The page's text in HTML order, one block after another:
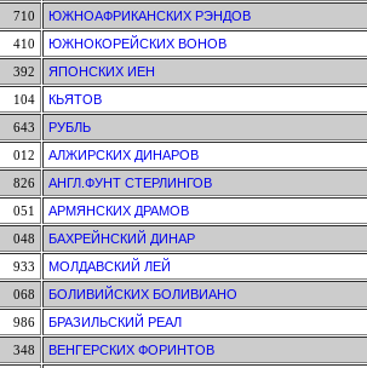
710
ЮЖНОАФРИКАНСКИХ РЭНДОВ
410
ЮЖНОКОРЕЙСКИХ ВОНОВ
392
ЯПОНСКИХ ИЕН
104
КЬЯТОВ
643
РУБЛЬ
012
АЛЖИРСКИХ ДИНАРОВ
826
АНГЛ.ФУНТ СТЕРЛИНГОВ
051
АРМЯНСКИХ ДРАМОВ
048
БАХРЕЙНСКИЙ ДИНАР
933
МОЛДАВСКИЙ ЛЕЙ
068
БОЛИВИЙСКИХ БОЛИВИАНО
986
БРАЗИЛЬСКИЙ РЕАЛ
348
ВЕНГЕРСКИХ ФОРИНТОВ